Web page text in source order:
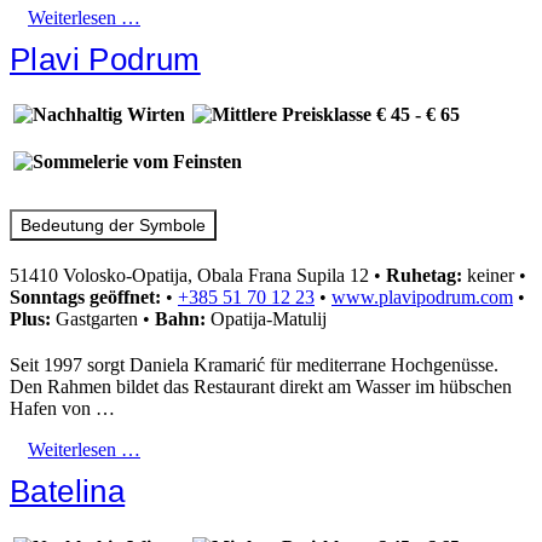
Weiterlesen …
Plavi Podrum
Bedeutung der Symbole
51410 Volosko-Opatija, Obala Frana Supila 12 • Ruhetag: keiner•
Sonntags geöffnet: • +385 51 70 12 23 • www.plavipodrum.com •
Plus: Gastgarten • Bahn: Opatija-Matulij
Seit 1997 sorgt Daniela Kramarić für mediterrane Hochgenüsse.
Den Rahmen bildet das Restaurant direkt am Wasser im hübschen
Hafen von …
Weiterlesen …
Batelina